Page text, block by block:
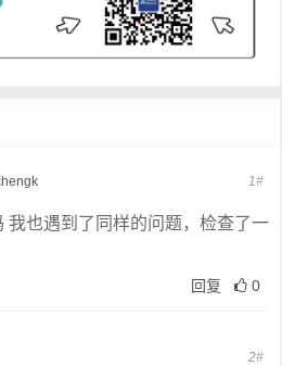
1#
我也遇到了同样的问题，检查了一
回复 0
2#